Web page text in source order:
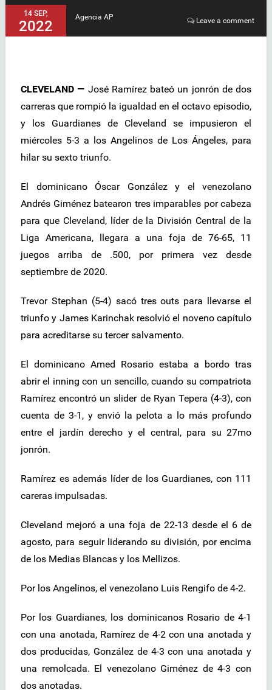
14 SEP,
2022
Agencia AP Leave a comment
CLEVELAND — José Ramírez bateó un jonrón de dos
carreras que rompió la igualdad en el octavo episodio,
y los Guardianes de Cleveland se impusieron el
miércoles 5-3 a los Angelinos de Los Ángeles, para
hilar su sexto triunfo.
El dominicano Óscar González y el venezolano
Andrés Giménez batearon tres imparables por cabeza
para que Cleveland, líder de la División Central de la
Liga Americana, llegara a una foja de 76-65, 11
juegos arriba de .500, por primera vez desde
septiembre de 2020.
Trevor Stephan (5-4) sacó tres outs para llevarse el
triunfo y James Karinchak resolvió el noveno capítulo
para acreditarse su tercer salvamento.
El dominicano Amed Rosario estaba a bordo tras
abrir el inning con un sencillo, cuando su compatriota
Ramírez encontró un slider de Ryan Tepera (4-3), con
cuenta de 3-1, y envió la pelota a lo más profundo
entre el jardín derecho y el central, para su 27mo
jonrón.
Ramírez es además líder de los Guardianes, con 111
careras impulsadas.
Cleveland mejoró a una foja de 22-13 desde el 6 de
agosto, para seguir liderando su división, por encima
de los Medias Blancas y los Mellizos.
Por los Angelinos, el venezolano Luis Rengifo de 4-2.
Por los Guardianes, los dominicanos Rosario de 4-1
con una anotada, Ramírez de 4-2 con una anotada y
dos producidas, González de 4-3 con una anotada y
una remolcada. El venezolano Giménez de 4-3 con
dos anotadas.